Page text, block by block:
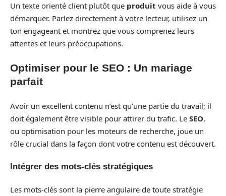
Un texte orienté client plutôt que produit vous aide à vous
démarquer. Parlez directement à votre lecteur, utilisez un
ton engageant et montrez que vous comprenez leurs
attentes et leurs préoccupations.
Optimiser pour le SEO : Un mariage
parfait
Avoir un excellent contenu n’est qu’une partie du travail; il
doit également être visible pour attirer du trafic. Le SEO,
ou optimisation pour les moteurs de recherche, joue un
rôle crucial dans la façon dont votre contenu est découvert.
Intégrer des mots-clés stratégiques
Les mots-clés sont la pierre angulaire de toute stratégie